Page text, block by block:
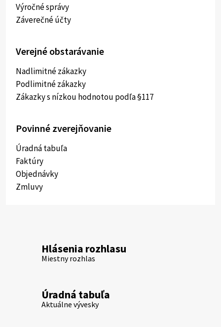
Výročné správy
Záverečné účty
Verejné obstarávanie
Nadlimitné zákazky
Podlimitné zákazky
Zákazky s nízkou hodnotou podľa §117
Povinné zverejňovanie
Úradná tabuľa
Faktúry
Objednávky
Zmluvy
Hlásenia rozhlasu
Miestny rozhlas
Úradná tabuľa
Aktuálne vývesky